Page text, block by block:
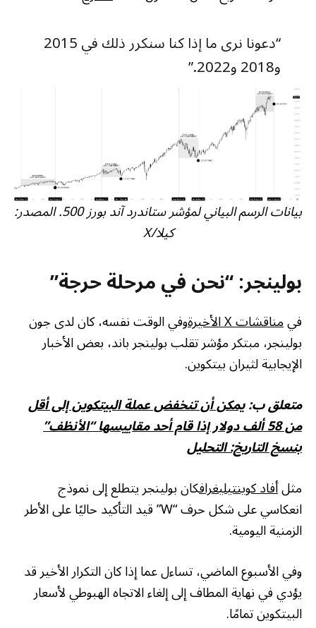
“دعونا نرى ما إذا كنا سنكرر ذلك في 2015
و2018 و2022.”
بيانات الرسم البياني لمؤشر ستاندرد آند بورز 500. المصدر:
كيلا/X
بولينجر: “نحن في مرحلة حرجة”
فيمناقشات X الأخيرة وفي الوقت نفسه، كان لدى جون
بولينجر، مبتكر مؤشر تقلب بولينجر باند، بعض الأخبار
الإيجابية لثيران بيتكوين.
متعلق ب:يمكن أن تنخفض عملة البيتكوين إلى أقل
من 58 ألف دولار إذا قام أحد مقاييسها “الأنظف”
بنسخ التاريخ: التحليل
مثلأفاد كوينتيليغرافكان بولينجر يتطلع إلى نموذج
انعكاسي على شكل حرف “W” قيد التأكيد حاليًا على الأطر
الزمنية اليومية.
وفي الأسبوع الماضي، تساءل عما إذا كان التكرار الأخير قد
يؤدي في نهاية المطاف إلى إلغاء الاتجاه الهبوطي لأسعار
البيتكوين تمامًا.